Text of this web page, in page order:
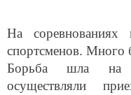
На соревнованиях
спортсменов. Много
Борьба шла на
осуществляли